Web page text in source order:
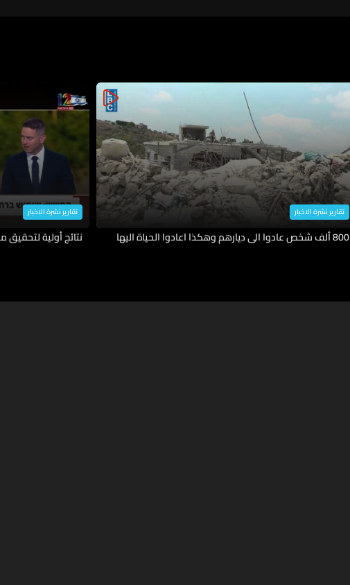
تقارير نشرة الاخبار
800 ألف شخص عادوا الى ديارهم وهكذا اعادوا الحياة اليها
تقارير نشرة الاخبار
نتائج أولية